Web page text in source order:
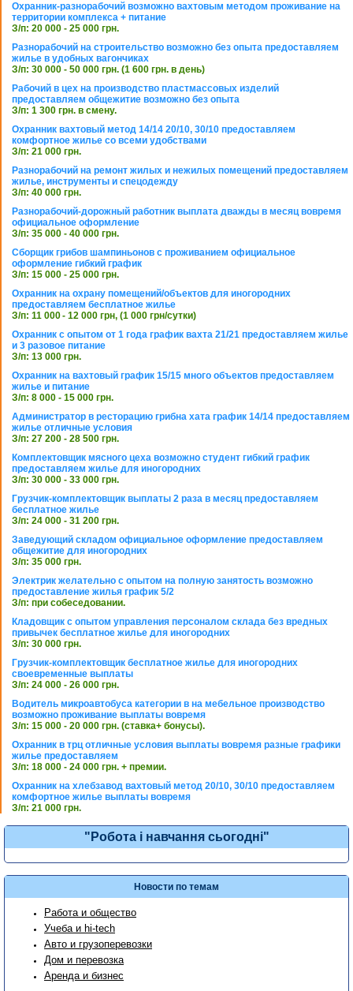
Охранник-разнорабочий возможно вахтовым методом проживание на
территории комплекса + питание
З/п: 20 000 - 25 000 грн.
Разнорабочий на строительство возможно без опыта предоставляем
жилье в удобных вагончиках
З/п: 30 000 - 50 000 грн. (1 600 грн. в день)
Рабочий в цех на производство пластмассовых изделий
предоставляем общежитие возможно без опыта
З/п: 1 300 грн. в смену.
Охранник вахтовый метод 14/14 20/10, 30/10 предоставляем
комфортное жилье со всеми удобствами
З/п: 21 000 грн.
Разнорабочий на ремонт жилых и нежилых помещений предоставляем
жилье, инструменты и спецодежду
З/п: 40 000 грн.
Разнорабочий-дорожный работник выплата дважды в месяц вовремя
официальное оформление
З/п: 35 000 - 40 000 грн.
Сборщик грибов шампиньонов с проживанием официальное
оформление гибкий график
З/п: 15 000 - 25 000 грн.
Охранник на охрану помещений/объектов для иногородних
предоставляем бесплатное жилье
З/п: 11 000 - 12 000 грн, (1 000 грн/сутки)
Охранник с опытом от 1 года график вахта 21/21 предоставляем жилье
и 3 разовое питание
З/п: 13 000 грн.
Охранник на вахтовый график 15/15 много объектов предоставляем
жилье и питание
З/п: 8 000 - 15 000 грн.
Администратор в ресторацию грибна хата график 14/14 предоставляем
жилье отличные условия
З/п: 27 200 - 28 500 грн.
Комплектовщик мясного цеха возможно студент гибкий график
предоставляем жилье для иногородних
З/п: 30 000 - 33 000 грн.
Грузчик-комплектовщик выплаты 2 раза в месяц предоставляем
бесплатное жилье
З/п: 24 000 - 31 200 грн.
Заведующий складом официальное оформление предоставляем
общежитие для иногородних
З/п: 35 000 грн.
Электрик желательно с опытом на полную занятость возможно
предоставление жилья график 5/2
З/п: при собеседовании.
Кладовщик с опытом управления персоналом склада без вредных
привычек бесплатное жилье для иногородних
З/п: 30 000 грн.
Грузчик-комплектовщик бесплатное жилье для иногородних
своевременные выплаты
З/п: 24 000 - 26 000 грн.
Водитель микроавтобуса категории в на мебельное производство
возможно проживание выплаты вовремя
З/п: 15 000 - 20 000 грн. (ставка+ бонусы).
Охранник в трц отличные условия выплаты вовремя разные графики
жилье предоставляем
З/п: 18 000 - 24 000 грн. + премии.
Охранник на хлебзавод вахтовый метод 20/10, 30/10 предоставляем
комфортное жилье выплаты вовремя
З/п: 21 000 грн.
"Робота і навчання сьогодні"
Новости по темам
Работа и общество
Учеба и hi-tech
Авто и грузоперевозки
Дом и перевозка
Аренда и бизнес